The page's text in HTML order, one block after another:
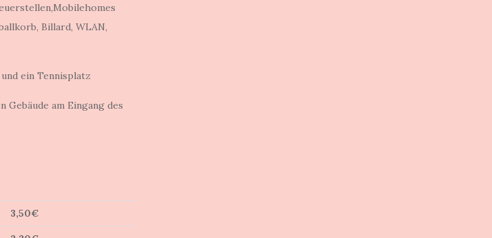
Billard, WLAN,
ein Tennisplatz
am Eingang des
3,50€